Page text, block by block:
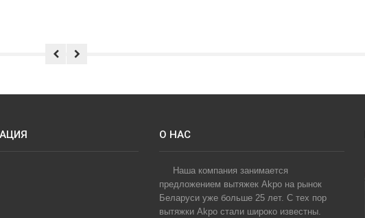
О НАС
Наша компания занимается
предложением вытяжек Akpo на рынок
Беларуси уже больше 25 лет. С тех пор
вытяжки Akpo стали широко известны.